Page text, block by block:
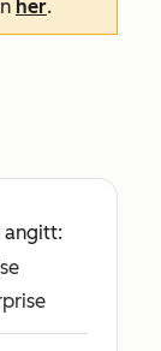
her.
angitt: